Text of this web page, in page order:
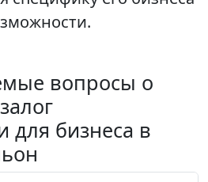
вопросы о
для бизнеса в